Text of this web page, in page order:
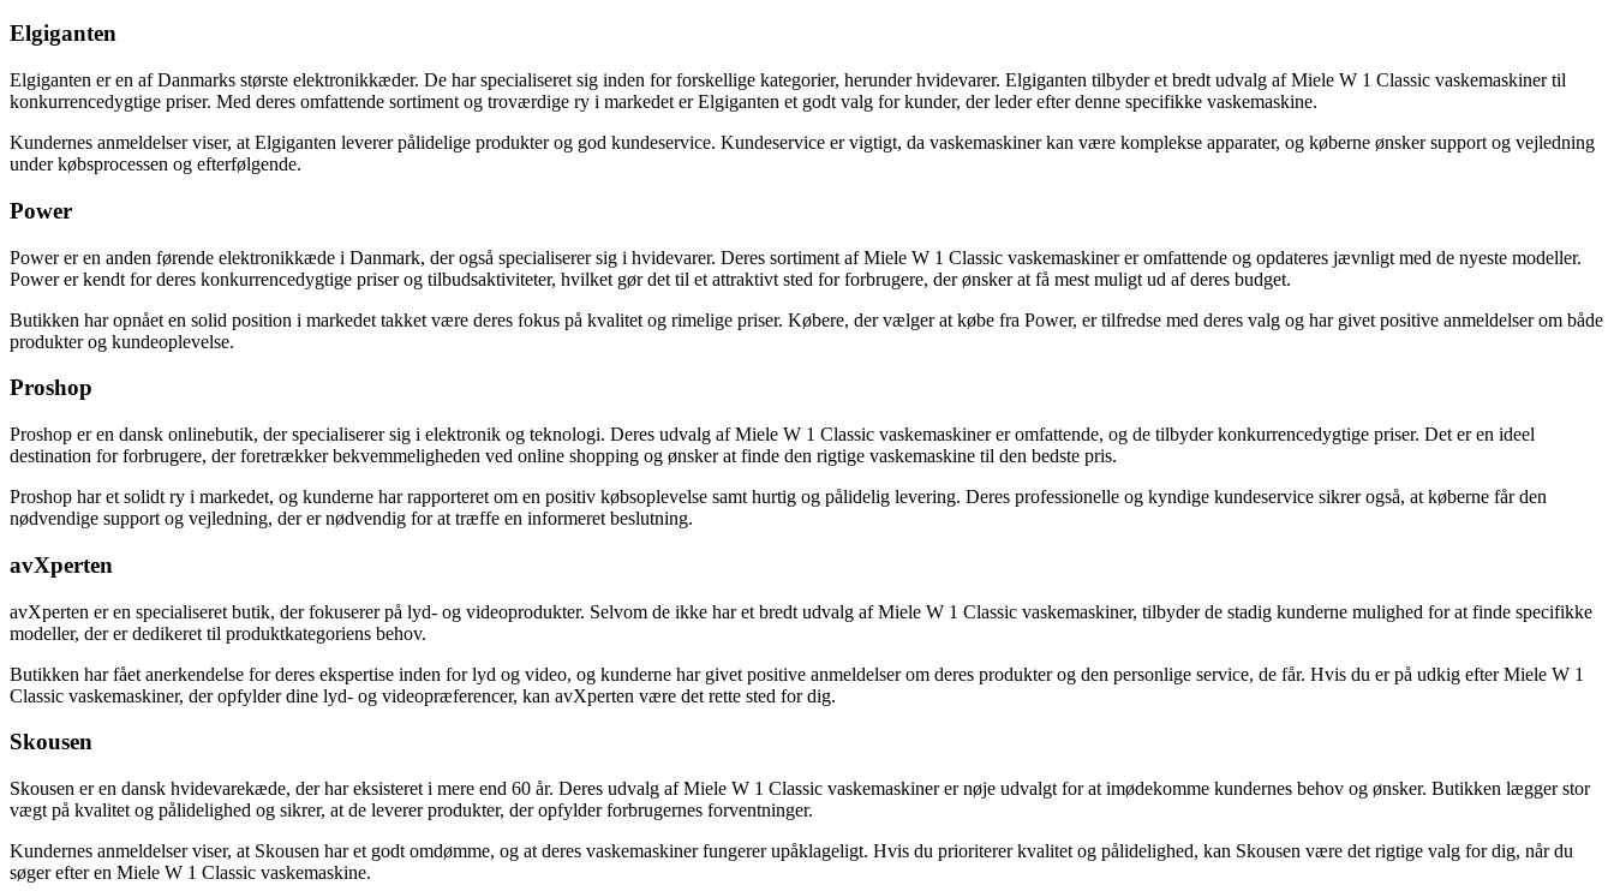
Elgiganten
Elgiganten er en af Danmarks største elektronikkæder. De har specialiseret sig inden for forskellige kategorier, herunder hvidevarer. Elgiganten tilbyder et bredt udvalg af Miele W 1 Classic vaskemaskiner til
konkurrencedygtige priser. Med deres omfattende sortiment og troværdige ry i markedet er Elgiganten et godt valg for kunder, der leder efter denne specifikke vaskemaskine.
Kundernes anmeldelser viser, at Elgiganten leverer pålidelige produkter og god kundeservice. Kundeservice er vigtigt, da vaskemaskiner kan være komplekse apparater, og køberne ønsker support og vejledning
under købsprocessen og efterfølgende.
Power
Power er en anden førende elektronikkæde i Danmark, der også specialiserer sig i hvidevarer. Deres sortiment af Miele W 1 Classic vaskemaskiner er omfattende og opdateres jævnligt med de nyeste modeller.
Power er kendt for deres konkurrencedygtige priser og tilbudsaktiviteter, hvilket gør det til et attraktivt sted for forbrugere, der ønsker at få mest muligt ud af deres budget.
Butikken har opnået en solid position i markedet takket være deres fokus på kvalitet og rimelige priser. Købere, der vælger at købe fra Power, er tilfredse med deres valg og har givet positive anmeldelser om både
produkter og kundeoplevelse.
Proshop
Proshop er en dansk onlinebutik, der specialiserer sig i elektronik og teknologi. Deres udvalg af Miele W 1 Classic vaskemaskiner er omfattende, og de tilbyder konkurrencedygtige priser. Det er en ideel
destination for forbrugere, der foretrækker bekvemmeligheden ved online shopping og ønsker at finde den rigtige vaskemaskine til den bedste pris.
Proshop har et solidt ry i markedet, og kunderne har rapporteret om en positiv købsoplevelse samt hurtig og pålidelig levering. Deres professionelle og kyndige kundeservice sikrer også, at køberne får den
nødvendige support og vejledning, der er nødvendig for at træffe en informeret beslutning.
avXperten
avXperten er en specialiseret butik, der fokuserer på lyd- og videoprodukter. Selvom de ikke har et bredt udvalg af Miele W 1 Classic vaskemaskiner, tilbyder de stadig kunderne mulighed for at finde specifikke
modeller, der er dedikeret til produktkategoriens behov.
Butikken har fået anerkendelse for deres ekspertise inden for lyd og video, og kunderne har givet positive anmeldelser om deres produkter og den personlige service, de får. Hvis du er på udkig efter Miele W 1
Classic vaskemaskiner, der opfylder dine lyd- og videopræferencer, kan avXperten være det rette sted for dig.
Skousen
Skousen er en dansk hvidevarekæde, der har eksisteret i mere end 60 år. Deres udvalg af Miele W 1 Classic vaskemaskiner er nøje udvalgt for at imødekomme kundernes behov og ønsker. Butikken lægger stor
vægt på kvalitet og pålidelighed og sikrer, at de leverer produkter, der opfylder forbrugernes forventninger.
Kundernes anmeldelser viser, at Skousen har et godt omdømme, og at deres vaskemaskiner fungerer upåklageligt. Hvis du prioriterer kvalitet og pålidelighed, kan Skousen være det rigtige valg for dig, når du
søger efter en Miele W 1 Classic vaskemaskine.